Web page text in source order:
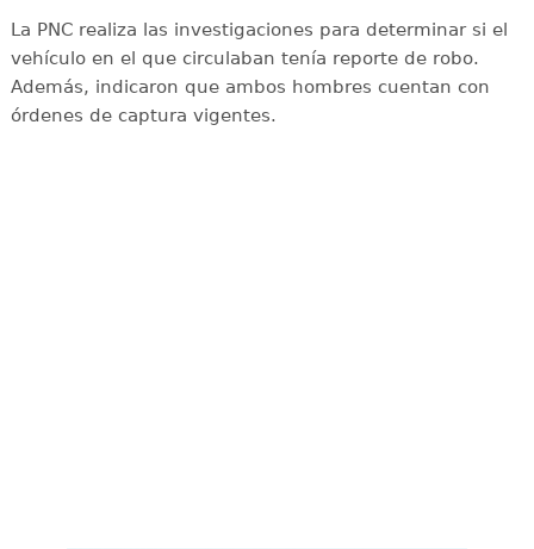
La PNC realiza las investigaciones para determinar si el
vehículo en el que circulaban tenía reporte de robo.
Además, indicaron que ambos hombres cuentan con
órdenes de captura vigentes.